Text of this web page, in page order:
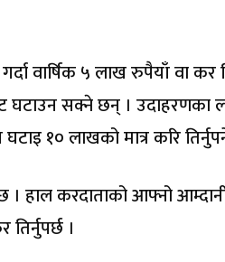
वार्षिक ५ लाख रुपैयाँ वा
सक्ने छन् । उदाहरणका
१० लाखको मात्र करि
। हाल करदाताको आफ्नो
।